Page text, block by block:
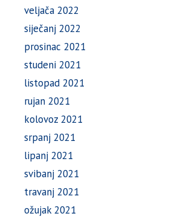
veljača 2022
siječanj 2022
prosinac 2021
studeni 2021
listopad 2021
rujan 2021
kolovoz 2021
srpanj 2021
lipanj 2021
svibanj 2021
travanj 2021
ožujak 2021